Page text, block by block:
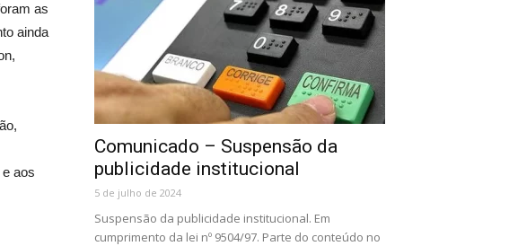
as
ainda
aos
Comunicado – Suspensão da
publicidade institucional
5 de julho de 2024
Suspensão da publicidade institucional. Em
cumprimento da lei nº 9504/97. Parte do conteúdo no